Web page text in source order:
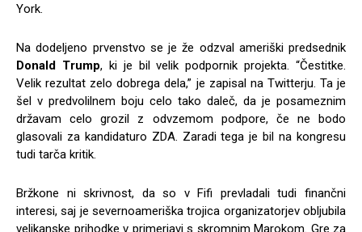
York.
Na dodeljeno prvenstvo se je že odzval ameriški predsednik
Donald Trump, ki je bil velik podpornik projekta. “Čestitke.
Velik rezultat zelo dobrega dela,” je zapisal na Twitterju. Ta je
šel v predvolilnem boju celo tako daleč, da je posameznim
državam celo grozil z odvzemom podpore, če ne bodo
glasovali za kandidaturo ZDA. Zaradi tega je bil na kongresu
tudi tarča kritik.
Bržkone ni skrivnost, da so v Fifi prevladali tudi finančni
interesi, saj je severnoameriška trojica organizatorjev obljubila